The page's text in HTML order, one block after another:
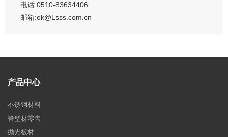
电话:0510-83634406
邮箱:ok@Lsss.com.cn
产品中心
不锈钢材料
管型材零售
抛光板材